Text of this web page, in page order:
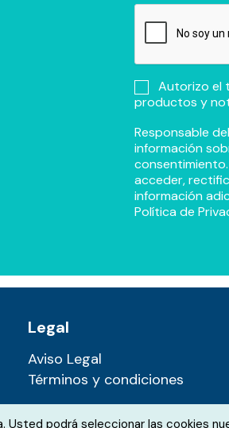
Autorizo el
productos y
Responsable
información
acceder,
información
Política de
Legal
Aviso Legal
Términos y condiciones
Usted podrá seleccionar las cookies